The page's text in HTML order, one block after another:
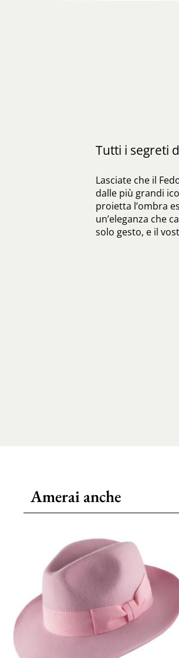
Tutti i segreti
Lasciate che il
dalle più grandi
proietta l’ombra
un’eleganza che
solo gesto, e il
Amerai anche